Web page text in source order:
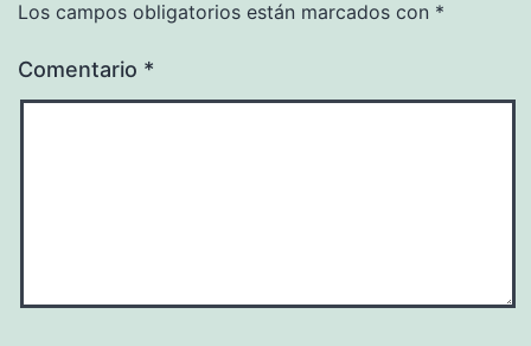
Los campos obligatorios están marcados con *
Comentario *